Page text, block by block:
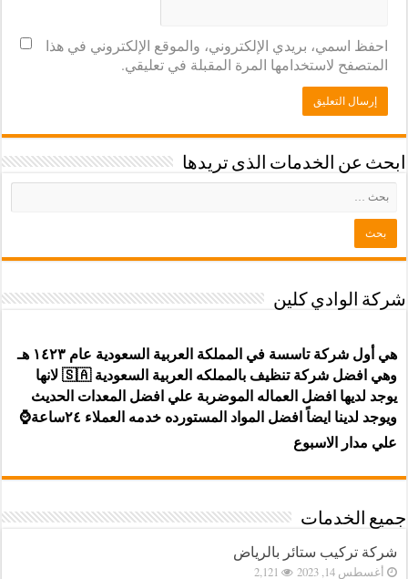
احفظ اسمي، بريدي الإلكتروني، والموقع الإلكتروني في هذا
المتصفح لاستخدامها المرة المقبلة في تعليقي.
ابحث عن الخدمات الذى تريدها
شركة الوادي كلين
هي أول شركة تاسسة في المملكة العربية السعودية عام ١٤٢٣ هـ
وهي افضل شركة تنظيف بالمملكه العربية السعودية 🇸🇦 لانها
يوجد لديها افضل العماله الموضربة علي افضل المعدات الحديث
ويوجد لدينا ايضاً افضل المواد المستورده خدمه العملاء ٢٤ساعة⌚
علي مدار الاسبوع
جميع الخدمات
شركة تركيب ستائر بالرياض
أغسطس 14, 2023 2,121